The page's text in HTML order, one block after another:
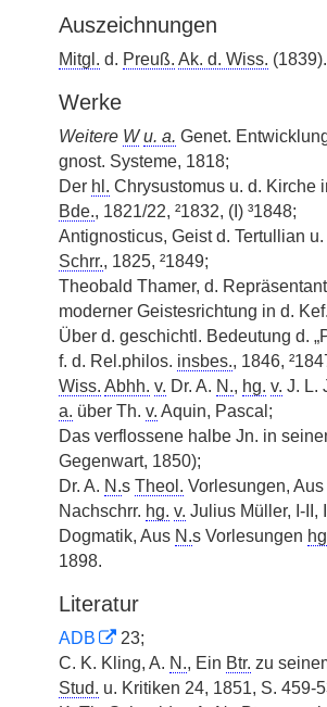
Auszeichnungen
Mitgl. d. Preuß. Ak. d. Wiss. (1839).
Werke
Weitere W u. a. Genet.
gnost. Systeme, 1818;
Der hl. Chrysustomus u. d. Kirche
Bde., 1821/22, ²1832, (I) ³1848;
Antignosticus, Geist d. Tertullian u.
Schrr., 1825, ²1849;
Theobald Thamer, d.
moderner Geistesrichtung in d.
Über d. geschichtl. Bedeutung d.
f. d. Rel.philos. insbes., 1846,
Wiss. Abhh. v. Dr. A. N., hg. v. J. L.
a. über Th. v. Aquin, Pascal;
Das verflossene halbe Jn. in
Gegenwart, 1850);
Dr. A. N.s Theol. Vorlesungen,
Nachschrr. hg. v. Julius Müller, I-II,
Dogmatik, Aus N.s Vorlesungen
1898.
Literatur
ADB
23;
C. K. Kling, A. N., Ein Btr. zu
Stud. u. Kritiken 24, 1851, S. 459-